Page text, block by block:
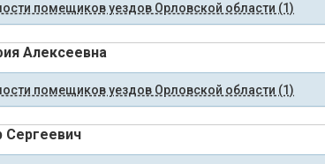
помещиков уездов Орловской области (1)
Алексеевна
помещиков уездов Орловской области (1)
Сергеевич